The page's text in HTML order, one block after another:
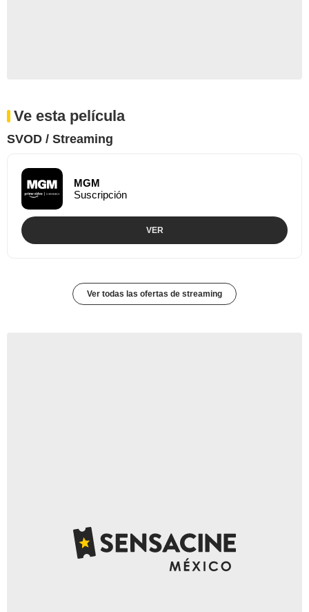
Ve esta película
SVOD / Streaming
MGM
Suscripción
VER
Ver todas las ofertas de streaming